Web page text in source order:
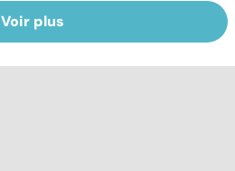
Voir plus